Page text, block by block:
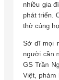
nhiều gia
phát triển.
thờ cúng
Sở dĩ mọi
người cần
GS Trần
Việt,